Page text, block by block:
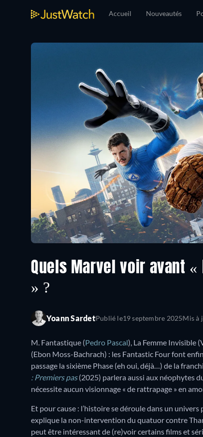
Accueil Nouveautés
Quels Marvel voir avant «
» ?
Yoann SardetPublié le19 septembre 2025Mis à
M. Fantastique (Pedro Pascal), La Femme Invisible
(Ebon Moss-Bachrach) : les Fantastic Four font
passage la sixième Phase (eh oui, déjà…) de la
: Premiers pas(2025) parlera aussi aux néophytes
nécessite aucun visionnage « de rattrapage » en
Et pour cause : l’histoire se déroule dans un
explique la non-intervention du quatuor contre
peut être intéressant de (re)voir certains films et